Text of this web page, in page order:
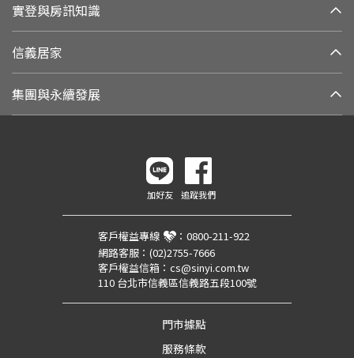
實登與房訊知識
信義居家
集團與永續發展
加好友 追蹤我們
客戶權益專線 ： 0800-211-922
網路客服： (02)2755-7666
客戶權益信箱： cs@sinyi.com.tw
110 台北市信義區信義路五段100號
門市據點
服務條款